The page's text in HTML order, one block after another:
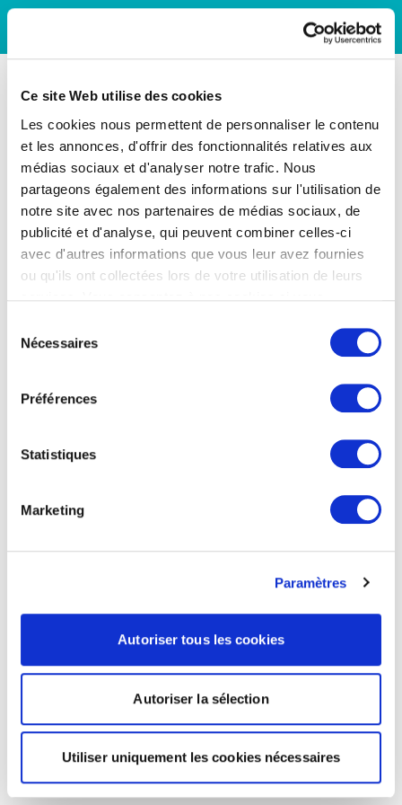
Ce site Web utilise des cookies
Les cookies nous permettent de personnaliser le contenu
et les annonces, d'offrir des fonctionnalités relatives aux
médias sociaux et d'analyser notre trafic. Nous
partageons également des informations sur l'utilisation de
notre site avec nos partenaires de médias sociaux, de
publicité et d'analyse, qui peuvent combiner celles-ci
avec d'autres informations que vous leur avez fournies
ou qu'ils ont collectées lors de votre utilisation de leurs
Nécessaires
Préférences
Statistiques
Marketing
Paramètres
Autoriser tous les cookies
Autoriser la sélection
Utiliser uniquement les cookies nécessaires